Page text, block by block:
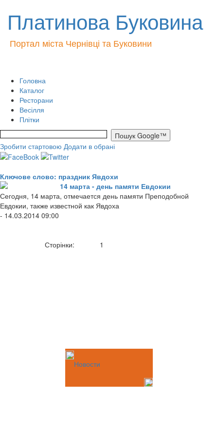
Платинова Буковина
Портал міста Чернівці та Буковини
Головна
Каталог
Ресторани
Весілля
Плітки
Зробити стартовою Додати в обрані
Ключове слово: праздник Явдохи
14 марта - день памяти Евдокии
Сегодня, 14 марта, отмечается день памяти Преподобной
Евдокии, также известной как Явдоха
- 14.03.2014 09:00
Сторінки: 1
Новости